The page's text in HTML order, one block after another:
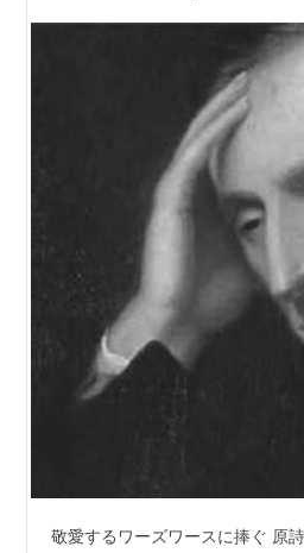
敬愛するワーズワースに捧ぐ 原